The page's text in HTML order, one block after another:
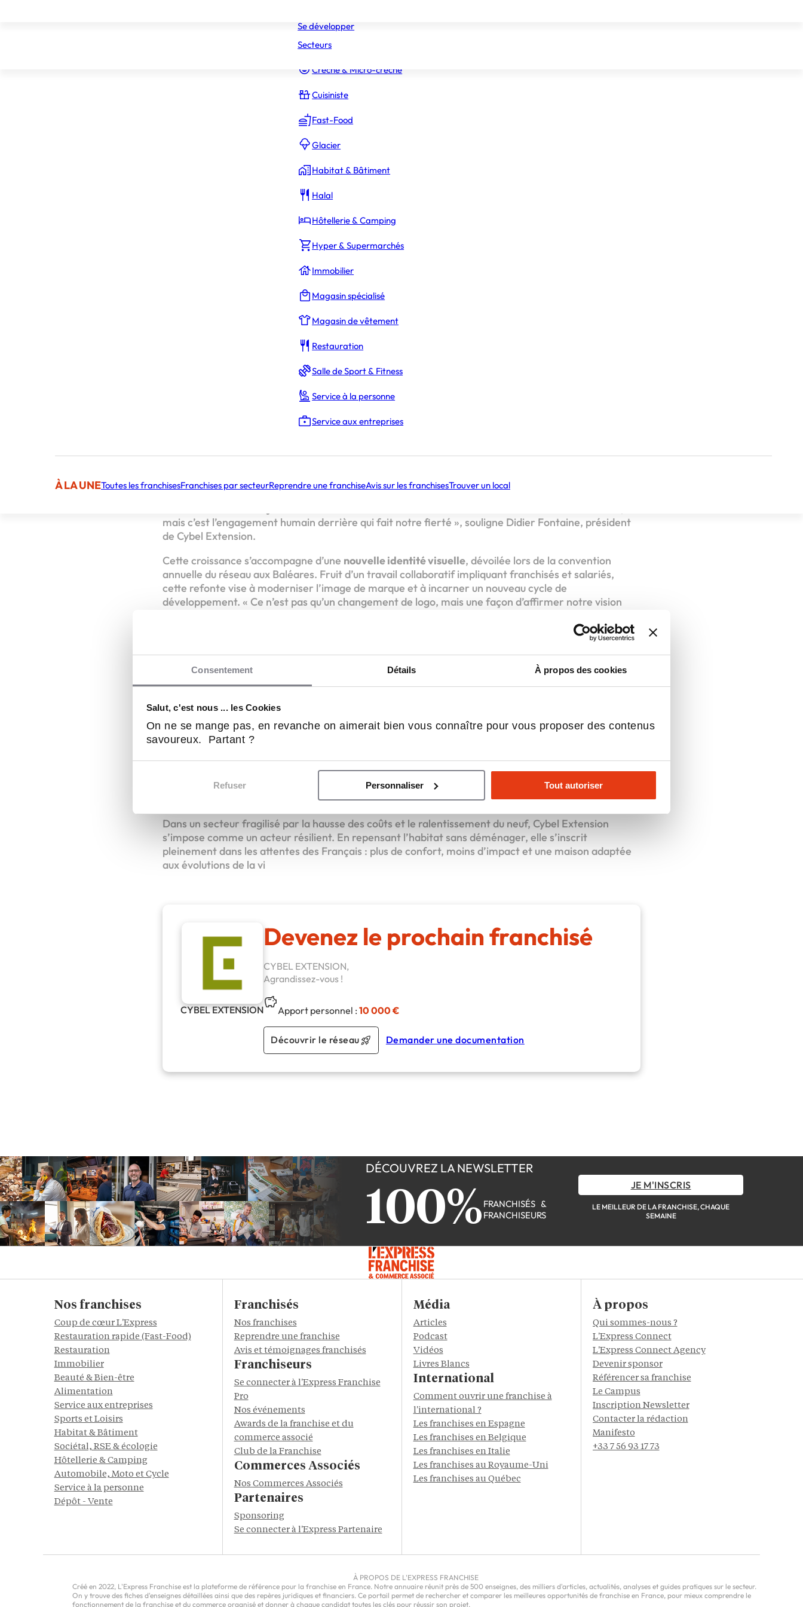
Consentement Détails À propos des cookies
Salut, c'est nous ... les Cookies
On ne se mange pas, en revanche on aimerait bien vous connaître pour vous proposer des contenus
savoureux. Partant ?
Refuser Personnaliser Tout autoriser
Constructeur Piscines & Spas
Crèche & Micro-crèche
Cuisiniste
Fast-Food
Glacier
Habitat & Bâtiment
Halal
Hôtellerie & Camping
Hyper & Supermarchés
Immobilier
Magasin spécialisé
Magasin de vêtement
Restauration
Salle de Sport & Fitness
Service à la personne
Service aux entreprises
À LA UNEToutes les franchisesFranchises par secteurReprendre une franchiseAvis sur les franchisesTrouver un local
Se développer
Secteurs
Publié par Stéphane Hamalian
Dix ans après sa création, Cybel Extension s’offre un lifting et une année historique. L’entreprise
bretonne spécialisée dans les extensions et la rénovation de l’habitat affiche un chiffre d’affaires
symbolique qui confirme la solidité d’un modèle fondé sur le sur-mesure, la proximité et la confiance
Depuis 2015, près de 2 000 extensions
mais c’est l’engagement humain derrière qui fait notre fierté », souligne Didier Fontaine, président
de Cybel Extension.
Cette croissance s’accompagne d’une nouvelle identité visuelle, dévoilée lors de la convention
annuelle du réseau aux Baléares. Fruit d’un travail collaboratif impliquant franchisés et salariés,
cette refonte vise à moderniser l’image de marque et à incarner un nouveau cycle de
développement. « Ce n’est pas qu’un changement de logo, mais une façon d’affirmer notre vision
Face aux mutations du marché, Cybel Extension mise surtrois axes stratégiques:
, avec des extensions pensées pour les seniors, alliant accessibilité,
L’agrandissement écologique
La surélévation, une réponse technique et durable à la rareté du foncier urbain.
« Il ne suffit plus d’ajouter des mètres carrés ; il faut donner du sens à chaque extension », résume
Vincent Noël, directeur général. L’entreprise, qui compteplus de 25 franchisésen France, prévoit
d’atteindre30 agences en 2026
, avec des ouvertures à Quimper, Lyon ou encore dans les Hauts-de-
Dans un secteur fragilisé par la hausse des coûts et le ralentissement du neuf, Cybel Extension
s’impose comme un acteur résilient. En repensant l’habitat sans déménager, elle s’inscrit
pleinement dans les attentes des Français : plus de confort, moins d’impact et une maison adaptée
aux évolutions de la vi
CYBEL EXTENSION
Devenez le prochain franchisé
CYBEL EXTENSION,
Agrandissez-vous !
Apport personnel : 10 000 €
Découvrir le réseau Demander une documentation
DÉCOUVREZ LA NEWSLETTER
100% FRANCHISÉS &
FRANCHISEURS
JE M'INSCRIS
LE MEILLEUR DE LA FRANCHISE, CHAQUE
SEMAINE
Nos franchises
Coup de cœur L'Express
Restauration rapide (Fast-Food)
Restauration
Immobilier
Beauté & Bien-être
Alimentation
Service aux entreprises
Sports et Loisirs
Habitat & Bâtiment
Sociétal, RSE & écologie
Hôtellerie & Camping
Automobile, Moto et Cycle
Service à la personne
Dépôt - Vente
Franchisés
Nos franchises
Reprendre une franchise
Avis et témoignages franchisés
Franchiseurs
Se connecter à l'Express Franchise
Pro
Nos événements
Awards de la franchise et du
commerce associé
Club de la Franchise
Commerces Associés
Nos Commerces Associés
Partenaires
Sponsoring
Se connecter à l'Express Partenaire
Média
Articles
Podcast
Vidéos
Livres Blancs
International
Comment ouvrir une franchise à
l'international ?
Les franchises en Espagne
Les franchises en Belgique
Les franchises en Italie
Les franchises au Royaume-Uni
Les franchises au Québec
À propos
Qui sommes-nous ?
L'Express Connect
L'Express Connect Agency
Devenir sponsor
Référencer sa franchise
Le Campus
Inscription Newsletter
Contacter la rédaction
Manifesto
+33 7 56 93 17 73
À PROPOS DE L'EXPRESS FRANCHISE
Créé en 2022, L'Express Franchise est la plateforme de référence pour la franchise en France. Notre annuaire réunit près de 500 enseignes, des milliers d'articles, actualités, analyses et guides pratiques sur le secteur.
On y trouve des fiches d'enseignes détaillées ainsi que des repères juridiques et financiers. Ce portail permet de rechercher et comparer les meilleures opportunités de franchise en France, pour mieux comprendre le
fonctionnement de la franchise et du commerce organisé et donner à chaque candidat toutes les clés pour réussir son projet.